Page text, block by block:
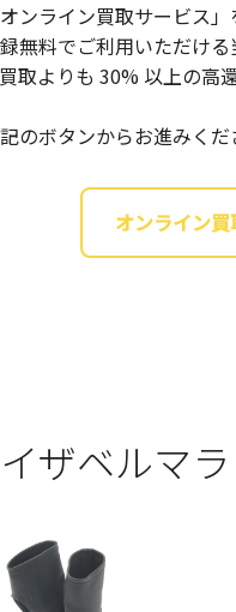
ンライン買取サービス」
無料でご利用いただける
取よりも 30% 以上の
のボタンからお進みくだ
オンライン
イザベルマ